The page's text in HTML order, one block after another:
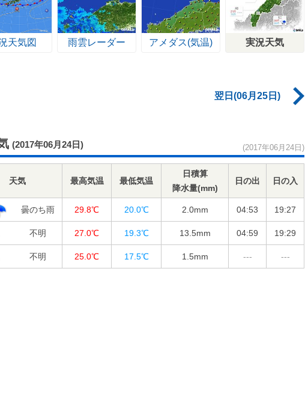
天気図 雨雲レーダー アメダス(気温) 実況天気
翌日(06月25日)
(2017年06月24日) (2017年06月24日)
天気 最高気温 最低気温
日積算
降水量(mm)
日の出 日の入
曇のち雨 29.8℃ 20.0℃ 2.0mm 04:53 19:27
不明 27.0℃ 19.3℃ 13.5mm 04:59 19:29
不明 25.0℃ 17.5℃ 1.5mm --- ---